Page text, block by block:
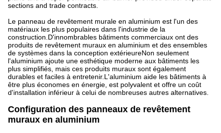
sections and trade contracts.
Le panneau de revêtement murale en aluminium est l'un des
matériaux les plus populaires dans l'industrie de la
construction.D'innombrables bâtiments commerciaux ont des
produits de revêtement muraux en aluminium et des ensembles
de systèmes dans la conception extérieureNon seulement
l'aluminium ajoute une esthétique moderne aux bâtiments les
plus simplifiés, mais ces produits muraux sont également
durables et faciles à entretenir.L'aluminium aide les bâtiments à
être plus économes en énergie, est polyvalent et offre un coût
d'installation inférieur à celui de nombreuses autres alternatives.
Configuration des panneaux de revêtement
muraux en aluminium